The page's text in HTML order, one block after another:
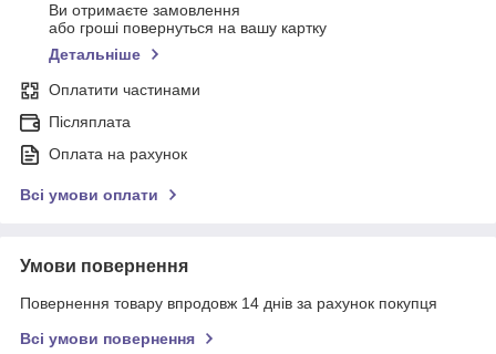
Ви отримаєте замовлення
або гроші повернуться на вашу картку
Детальніше
Оплатити частинами
Післяплата
Оплата на рахунок
Всі умови оплати
Умови повернення
Повернення товару впродовж 14 днів за рахунок покупця
Всі умови повернення